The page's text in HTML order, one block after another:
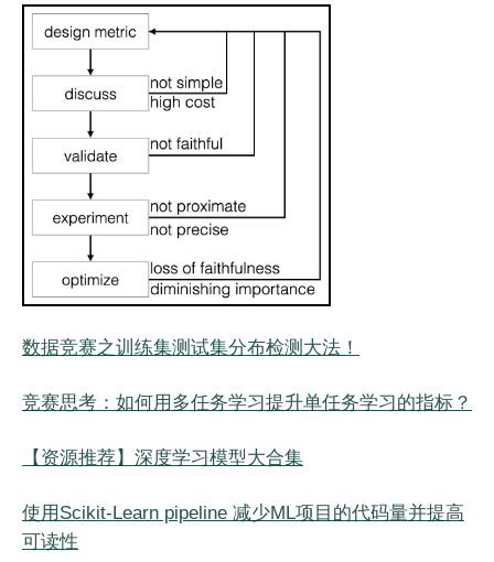
数据竞赛之训练集测试集分布检测大法！
竞赛思考：如何用多任务学习提升单任务学习的指标？
【资源推荐】深度学习模型大合集
使用Scikit-Learn pipeline 减少ML项目的代码量并提高
可读性